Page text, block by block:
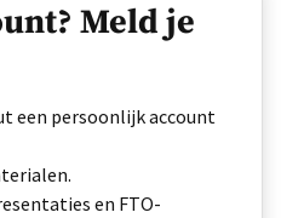
Meld je
een persoonlijk account
en FTO-